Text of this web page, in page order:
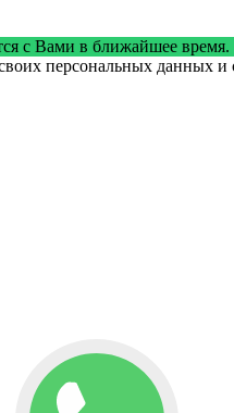
с Вами в ближайшее время.
персональных данных и